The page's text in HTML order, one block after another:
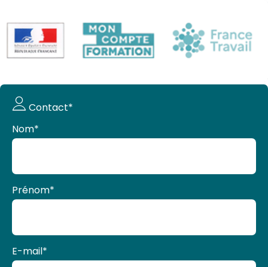
Demande
de devis
Contact*
Nom*
Prénom*
E-mail*